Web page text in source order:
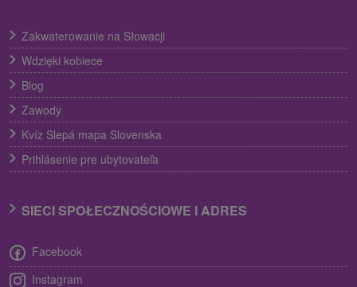
Zakwaterowanie na Słowacji
Wdzięki kobiece
Blog
Zawody
Kvíz Slepá mapa Slovenska
Prihlásenie pre ubytovateľa
SIECI SPOŁECZNOŚCIOWE I ADRES
Facebook
Instagram